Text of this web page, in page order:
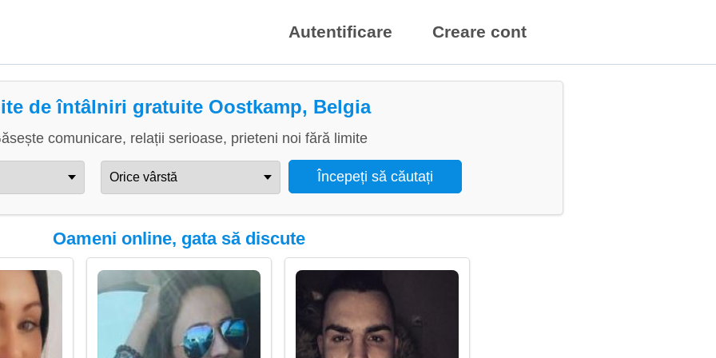
Autentificare Creare cont
de întâlniri gratuite Oostkamp, Belgia
comunicare, relații serioase, prieteni noi fără limite
Oameni online, gata să discute